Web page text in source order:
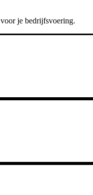
voor je bedrijfsvoering.